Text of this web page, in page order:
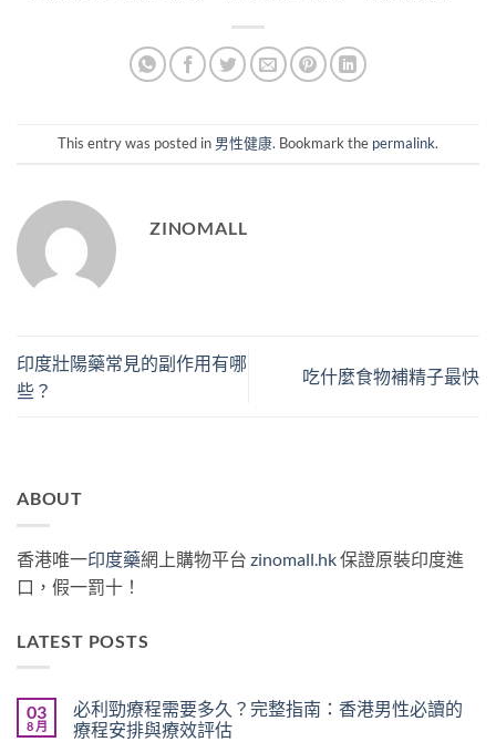
This entry was posted in 男性健康. Bookmark the permalink.
ZINOMALL
印度壯陽藥常見的副作用有哪
些？
吃什麼食物補精子最快
ABOUT
香港唯一印度藥網上購物平台 zinomall.hk保證原裝印度進
口，假一罰十！
LATEST POSTS
03
8 月
必利勁療程需要多久？完整指南：香港男性必讀的
療程安排與療效評估